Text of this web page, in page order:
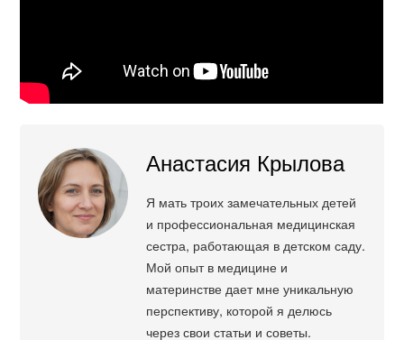
Анастасия Крылова
Я мать троих замечательных детей
и профессиональная медицинская
сестра, работающая в детском саду.
Мой опыт в медицине и
материнстве дает мне уникальную
перспективу, которой я делюсь
через свои статьи и советы.